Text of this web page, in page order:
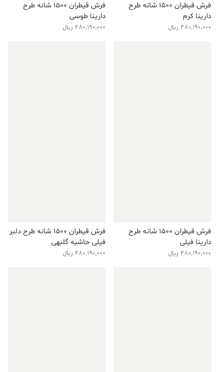
فرش قیطران ۱۵۰۰ شانه طرح
دارینا کرم
480,190,000 ریال
فرش قیطران ۱۵۰۰ شانه طرح
دارینا طوسی
480,190,000 ریال
فرش قیطران ۱۵۰۰ شانه طرح
دارینا فیلی
480,190,000 ریال
فرش قیطران ۱۵۰۰ شانه طرح دلبر
فیلی حاشیه گلبهی
480,190,000 ریال